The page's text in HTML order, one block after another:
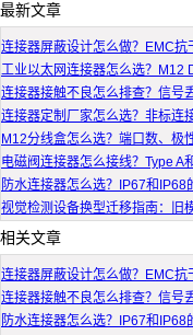
最新文章
连接器屏蔽设计怎么做？EMC抗
工业以太网连接器怎么选？M12
连接器接触不良怎么排查？信号
连接器定制厂家怎么选？非标连
M12分线盒怎么选？端口数、极
电磁阀连接器怎么接线？Type A
防水连接器怎么选？IP67和IP68
视觉检测设备换型迁移指南：旧
相关文章
连接器屏蔽设计怎么做？EMC抗
连接器接触不良怎么排查？信号
防水连接器怎么选？IP67和IP68